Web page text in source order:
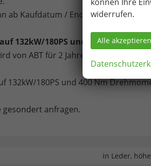
ab Kaufdatum / Endkundennachweis
132kW/180PS und 400 Nm
von ABT für 2 Jahre übernommen)
132kW/180PS und 400 Nm
anfragen.
in Leder,
widerrufen.
Alle akzeptieren